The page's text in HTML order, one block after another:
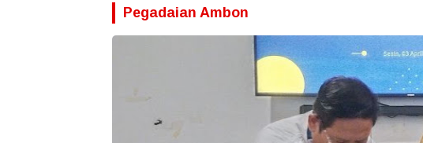
Pegadaian Ambon